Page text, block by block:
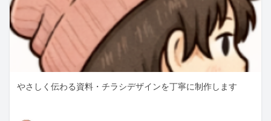
やさしく伝わる資料・チラシデザインを丁寧に制作します